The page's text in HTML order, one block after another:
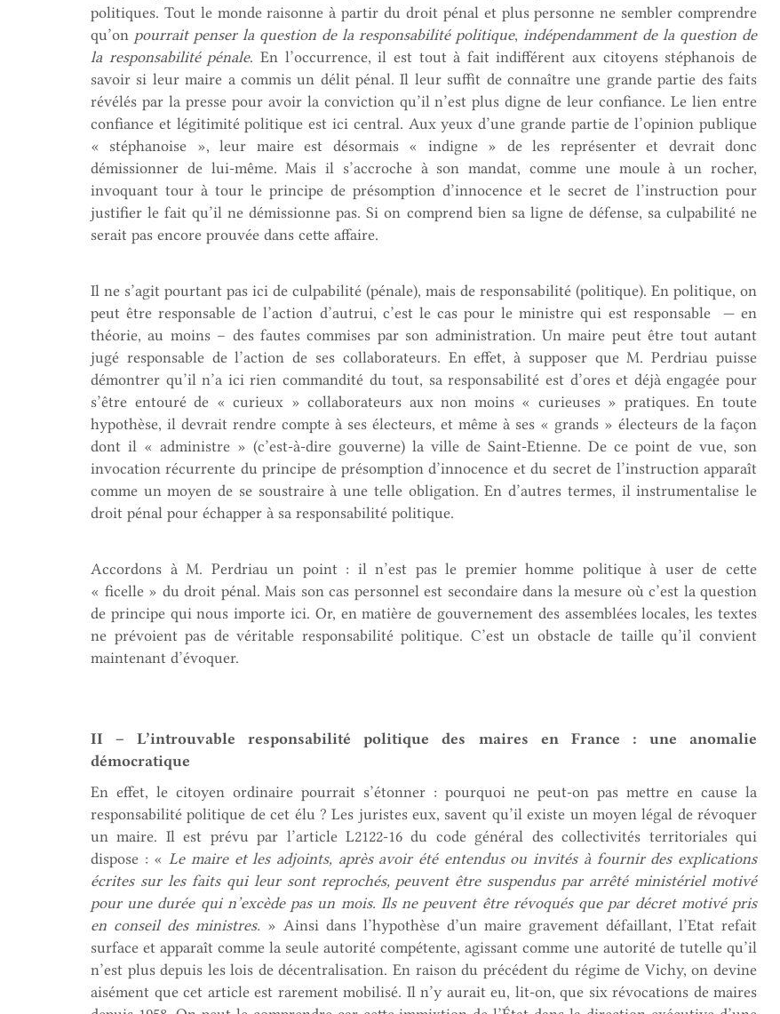
politiques. Tout le monde raisonne à partir du droit pénal et plus personne ne sembler comprendre
qu’on pourrait penser la question de la responsabilité politique, indépendamment de la question de
la responsabilité pénale. En l’occurrence, il est tout à fait indifférent aux citoyens stéphanois de
savoir si leur maire a commis un délit pénal. Il leur suffit de connaître une grande partie des faits
révélés par la presse pour avoir la conviction qu’il n’est plus digne de leur confiance. Le lien entre
confiance et légitimité politique est ici central. Aux yeux d’une grande partie de l’opinion publique
« stéphanoise », leur maire est désormais « indigne » de les représenter et devrait donc
démissionner de lui-même. Mais il s’accroche à son mandat, comme une moule à un rocher,
invoquant tour à tour le principe de présomption d’innocence et le secret de l’instruction pour
justifier le fait qu’il ne démissionne pas. Si on comprend bien sa ligne de défense, sa culpabilité ne
serait pas encore prouvée dans cette affaire.
Il ne s’agit pourtant pas ici de culpabilité (pénale), mais de responsabilité (politique). En politique, on
peut être responsable de l’action d’autrui, c’est le cas pour le ministre qui est responsable — en
théorie, au moins – des fautes commises par son administration. Un maire peut être tout autant
jugé responsable de l’action de ses collaborateurs. En effet, à supposer que M. Perdriau puisse
démontrer qu’il n’a ici rien commandité du tout, sa responsabilité est d’ores et déjà engagée pour
s’être entouré de « curieux » collaborateurs aux non moins « curieuses » pratiques. En toute
hypothèse, il devrait rendre compte à ses électeurs, et même à ses « grands » électeurs de la façon
dont il « administre » (c’est-à-dire gouverne) la ville de Saint-Etienne. De ce point de vue, son
invocation récurrente du principe de présomption d’innocence et du secret de l’instruction apparaît
comme un moyen de se soustraire à une telle obligation. En d’autres termes, il instrumentalise le
droit pénal pour échapper à sa responsabilité politique.
Accordons à M. Perdriau un point : il n’est pas le premier homme politique à user de cette
« ficelle » du droit pénal. Mais son cas personnel est secondaire dans la mesure où c’est la question
de principe qui nous importe ici. Or, en matière de gouvernement des assemblées locales, les textes
ne prévoient pas de véritable responsabilité politique. C’est un obstacle de taille qu’il convient
maintenant d’évoquer.
II – L’introuvable responsabilité politique des maires en France : une anomalie
démocratique
En effet, le citoyen ordinaire pourrait s’étonner : pourquoi ne peut-on pas mettre en cause la
responsabilité politique de cet élu ? Les juristes eux, savent qu’il existe un moyen légal de révoquer
un maire. Il est prévu par l’article L2122-16 du code général des collectivités territoriales qui
dispose : « Le maire et les adjoints, après avoir été entendus ou invités à fournir des explications
écrites sur les faits qui leur sont reprochés, peuvent être suspendus par arrêté ministériel motivé
pour une durée qui n’excède pas un mois. Ils ne peuvent être révoqués que par décret motivé pris
en conseil des ministres. » Ainsi dans l’hypothèse d’un maire gravement défaillant, l’Etat refait
surface et apparaît comme la seule autorité compétente, agissant comme une autorité de tutelle qu’il
n’est plus depuis les lois de décentralisation. En raison du précédent du régime de Vichy, on devine
aisément que cet article est rarement mobilisé. Il n’y aurait eu, lit-on, que six révocations de maires